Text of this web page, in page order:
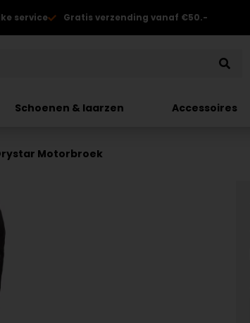
service Gratis verzending vanaf €50.-
Schoenen & laarzen Accessoires
Motorbroek